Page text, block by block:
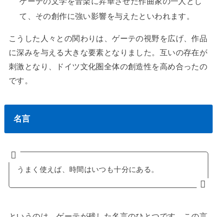
て、その創作に強い影響を与えたといわれます。
こうした人々との関わりは、ゲーテの視野を広げ、作品
に深みを与える大きな要素となりました。互いの存在が
刺激となり、ドイツ文化圏全体の創造性を高め合ったの
です。
名言
うまく使えば、時間はいつも十分にある。